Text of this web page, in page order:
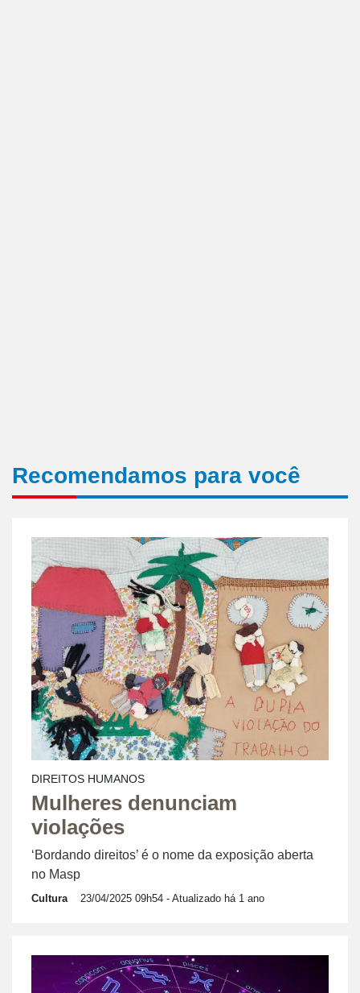
Recomendamos para você
DIREITOS HUMANOS
Mulheres denunciam
violações
‘Bordando direitos’ é o nome da exposição aberta
no Masp
Cultura 23/04/2025 09h54 - Atualizado há 1 ano